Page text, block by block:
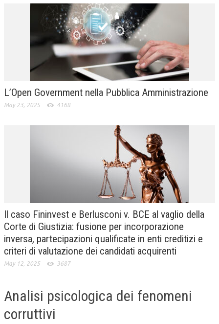
DIRITTO DEL WEB
DIRITTO DELLE IMPRESE IN CRISI
CRIMINOLOGIA E CRIMINALISTICA
SICUREZZA SUL LAVORO
DIRITTO TRIBUTARIO
PRASSI
AMMINISTRATIVA
TRIBUTARIA
COSTITUZIONALE
CIVILE
L’Open Government nella Pubblica Amministrazione
May 23, 2025 4168
Il caso Fininvest e Berlusconi v. BCE al vaglio della
Corte di Giustizia: fusione per incorporazione
inversa, partecipazioni qualificate in enti creditizi e
criteri di valutazione dei candidati acquirenti
May 12, 2025 3687
Analisi psicologica dei fenomeni
corruttivi